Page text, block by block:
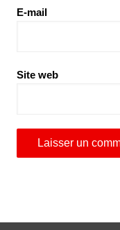
E-mail
Site web